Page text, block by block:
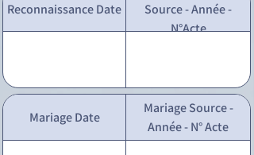
Reconnaissance Date
Source - Année -
N°Acte
Mariage Date
Mariage Source -
Année - N° Acte